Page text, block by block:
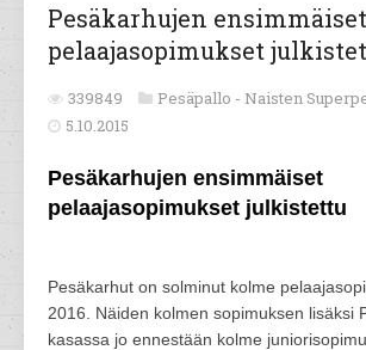
Pesäkarhujen ensimmäiset
pelaajasopimukset
339849 Pesäpallo - Naisten
5.10.2015
Pesäkarhujen ensimmäiset
pelaajasopimukset julkistettu
Pesäkarhut on solminut kolme
2016. Näiden kolmen sopimuksen lisäksi
kasassa jo ennestään kolme